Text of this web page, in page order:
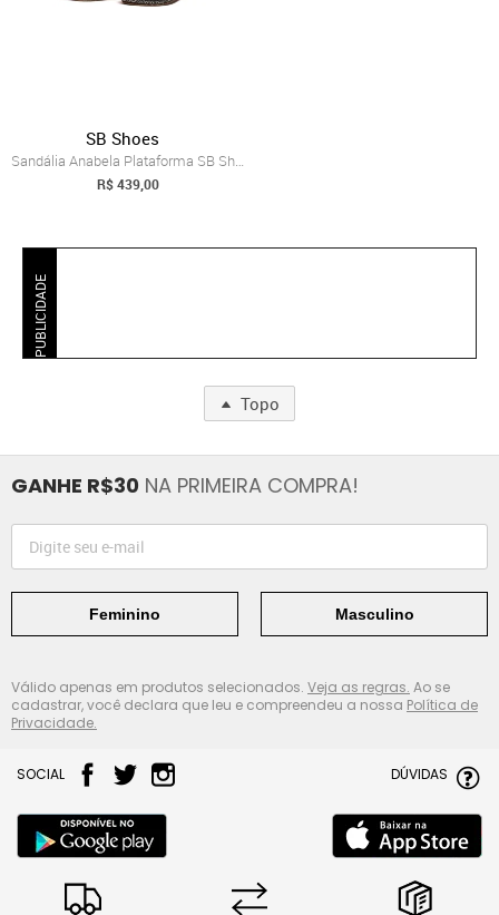
SB Shoes
Sandália Anabela Plataforma SB Shoes re...
R$ 439,00
PUBLICIDADE
Topo
GANHE R$30 NA PRIMEIRA COMPRA!
Feminino Masculino
Válido apenas em produtos selecionados. Veja as regras. Ao se
cadastrar, você declara que leu e compreendeu a nossa Política de
Privacidade.
SOCIAL DÚVIDAS